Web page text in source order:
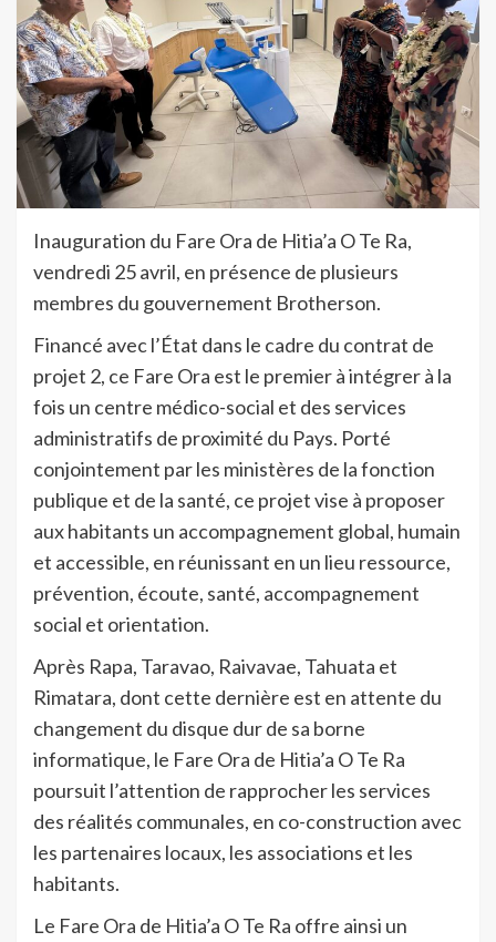
Inauguration du Fare Ora de Hitia’a O Te Ra,
vendredi 25 avril, en présence de plusieurs
membres du gouvernement Brotherson.
Financé avec l’État dans le cadre du contrat de
projet 2, ce Fare Ora est le premier à intégrer à la
fois un centre médico-social et des services
administratifs de proximité du Pays. Porté
conjointement par les ministères de la fonction
publique et de la santé, ce projet vise à proposer
aux habitants un accompagnement global, humain
et accessible, en réunissant en un lieu ressource,
prévention, écoute, santé, accompagnement
social et orientation.
Après Rapa, Taravao, Raivavae, Tahuata et
Rimatara, dont cette dernière est en attente du
changement du disque dur de sa borne
informatique, le Fare Ora de Hitia’a O Te Ra
poursuit l’attention de rapprocher les services
des réalités communales, en co-construction avec
les partenaires locaux, les associations et les
habitants.
Le Fare Ora de Hitia’a O Te Ra offre ainsi un